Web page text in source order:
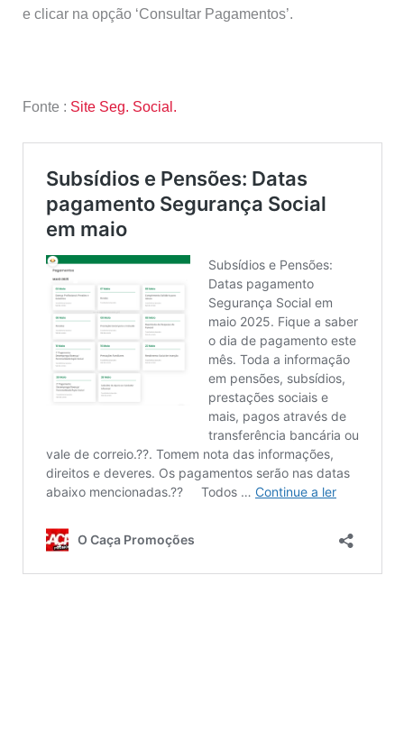
e clicar na opção ‘Consultar Pagamentos’.
Fonte : Site Seg. Social.